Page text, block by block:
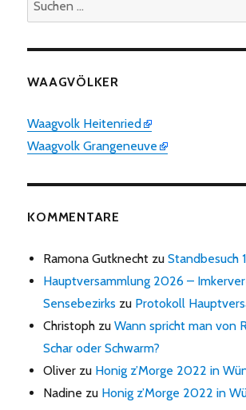
nach:
WAAGVÖLKER
Waagvolk Heitenried
Waagvolk Grangeneuve
KOMMENTARE
Ramona Gutknecht zuStandbesuch
Hauptversammlung 2026 –
Sensebezirks zu Protokoll
Christoph zuWann spricht man von
Schar oder Schwarm?
Oliver zu Honig z’Morge 2022 in
Nadine zu Honig z’Morge 2022 in